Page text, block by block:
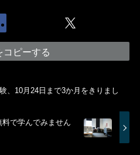
コピーする
、10月24日まで3か月をきりまし
で学んでみません